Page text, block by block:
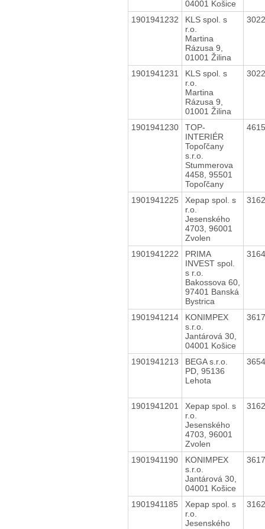
04001 Košice
1901941232
KLS spol. s
r.o.
Martina
Rázusa 9,
01001 Žilina
1901941231
KLS spol. s
r.o.
Martina
Rázusa 9,
01001 Žilina
1901941230
TOP-
INTERIÉR
Topoľčany
s.r.o.
Stummerova
4458, 95501
Topoľčany
1901941225
Xepap spol. s
r.o.
Jesenského
4703, 96001
Zvolen
1901941222
PRIMA
INVEST spol.
s r.o.
Bakossova 60,
97401 Banská
Bystrica
1901941214
KONIMPEX
s.r.o.
Jantárová 30,
04001 Košice
1901941213
BEGA s.r.o.
PD, 95136
Lehota
1901941201
Xepap spol. s
r.o.
Jesenského
4703, 96001
Zvolen
1901941190
KONIMPEX
s.r.o.
Jantárová 30,
04001 Košice
1901941185
Xepap spol. s
r.o.
Jesenského